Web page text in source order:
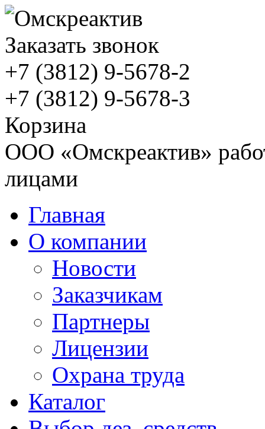
Заказать звонок
+7 (3812) 9-5678-2
+7 (3812) 9-5678-3
Корзина
ООО «Омскреактив»
лицами
Главная
О компании
Новости
Заказчикам
Партнеры
Лицензии
Охрана труда
Каталог